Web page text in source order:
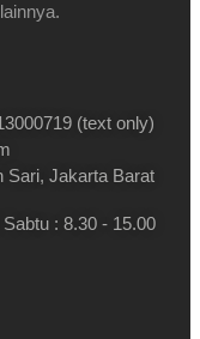
(text only)
Sari, Jakarta Barat
: 8.30 - 15.00